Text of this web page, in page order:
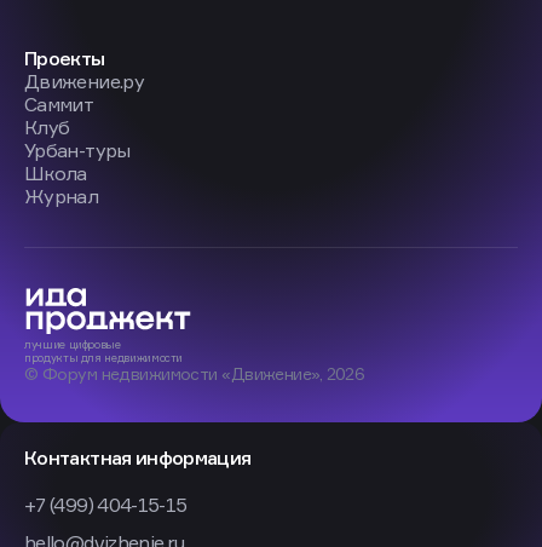
Проекты
Движение.ру
Саммит
Клуб
Урбан-туры
Школа
Журнал
лучшие цифровые
продукты для недвижимости
© Форум недвижимости «Движение», 2026
Контактная информация
+7 (499) 404-15-15
hello@dvizhenie.ru